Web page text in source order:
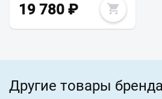
19 780 ₽
Другие товары